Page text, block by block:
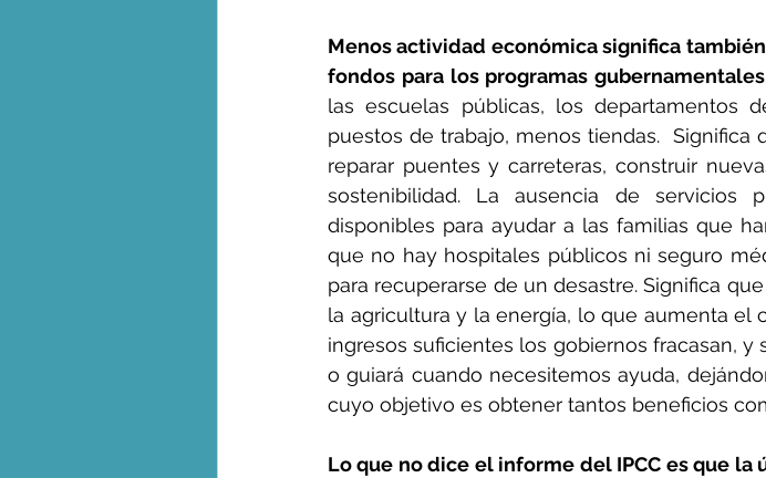
Menos actividad económica significa
fondos para los programas
las escuelas públicas, los departamentos
puestos de trabajo, menos tiendas.
reparar puentes y carreteras, construir
sostenibilidad. La ausencia de servicios
disponibles para ayudar a las familias que
que no hay hospitales públicos ni seguro
para recuperarse de un desastre. Significa
la agricultura y la energía, lo que aumenta el
ingresos suficientes los gobiernos fracasan, y
o guiará cuando necesitemos ayuda,
cuyo objetivo es obtener tantos beneficios
Lo que no dice el informe del IPCC es que